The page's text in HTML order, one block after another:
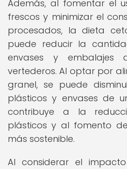
Además, al fomentar el
frescos y minimizar el
procesados, la dieta
puede reducir la
envases y embalajes
vertederos. Al optar por
granel, se puede
plásticos y envases de
contribuye a la
plásticos y al fomento
más sostenible.
Al considerar el